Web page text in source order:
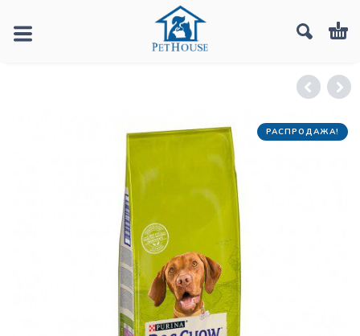
РАСПРОДАЖА!